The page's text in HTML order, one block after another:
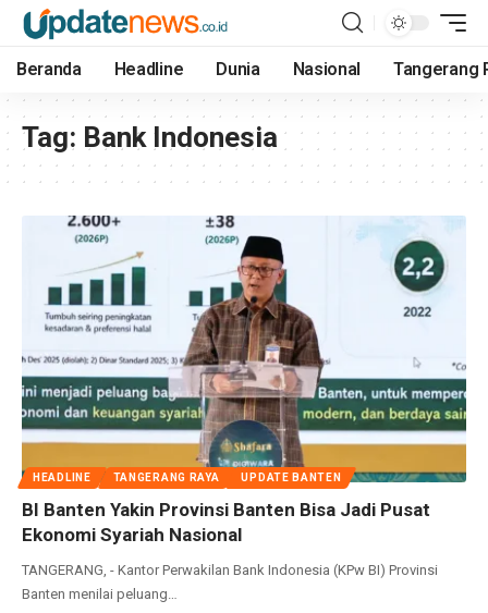
Beranda Headline Dunia Nasional Tangerang
Tag: Bank Indonesia
HEADLINE TANGERANG RAYA UPDATE BANTEN
BI Banten Yakin Provinsi Banten Bisa Jadi Pusat
Ekonomi Syariah Nasional
TANGERANG, - Kantor Perwakilan Bank Indonesia (KPw BI) Provinsi
Banten menilai peluang…